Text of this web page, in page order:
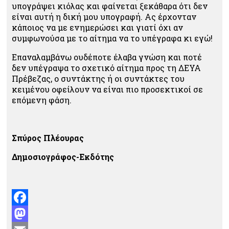
υπογράψει κιόλας και φαίνεται ξεκάθαρα ότι δεν
είναι αυτή η δική μου υπογραφή. Ας έρχονταν
κάποιος να με ενημερώσει και γιατί όχι αν
συμφωνούσα με το αίτημα να το υπέγραφα κι εγώ!
Επαναλαμβάνω ουδέποτε έλαβα γνώση και ποτέ
δεν υπέγραψα το σχετικό αίτημα προς τη ΔΕΥΑ
Πρέβεζας, ο συντάκτης ή οι συντάκτες του
κειμένου οφείλουν να είναι πιο προσεκτικοί σε
επόμενη φάση.
Σπύρος Πλέουρας
Δημοσιογράφος-Εκδότης
Facebook